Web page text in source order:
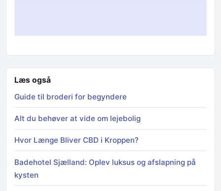
Læs også
Guide til broderi for begyndere
Alt du behøver at vide om lejebolig
Hvor Længe Bliver CBD i Kroppen?
Badehotel Sjælland: Oplev luksus og afslapning på
kysten